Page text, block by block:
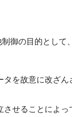
御の目的として
を故意に改ざん
せることによっ